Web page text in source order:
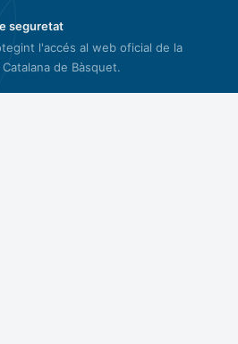
seguretat
l'accés al web oficial de la
de Bàsquet.